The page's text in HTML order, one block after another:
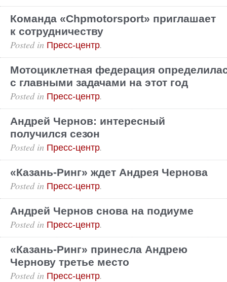
Команда «Сhpmotorsport» приглашает
к сотрудничеству
Posted in Пресс-центр.
Мотоциклетная федерация
с главными задачами на этот год
Posted in Пресс-центр.
Андрей Чернов: интересный
получился сезон
Posted in Пресс-центр.
«Казань-Ринг» ждет Андрея Чернова
Posted in Пресс-центр.
Андрей Чернов снова на подиуме
Posted in Пресс-центр.
«Казань-Ринг» принесла Андрею
Чернову третье место
Posted in Пресс-центр.